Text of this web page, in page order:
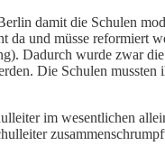
damit die Schulen
da und müsse
Dadurch wurde zwar
Die Schulen
im wesentlichen